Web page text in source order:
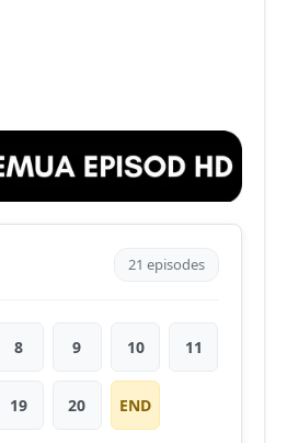
21 episodes
8 9 10 11
19 20 END